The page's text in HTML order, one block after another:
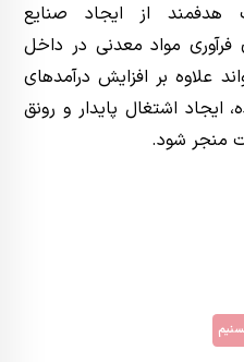
هدفمند از ایجاد صنایع
فرآوری مواد معدنی در داخل
علاوه بر افزایش درآمدهای
ایجاد اشتغال پایدار و رونق
منجر شود.